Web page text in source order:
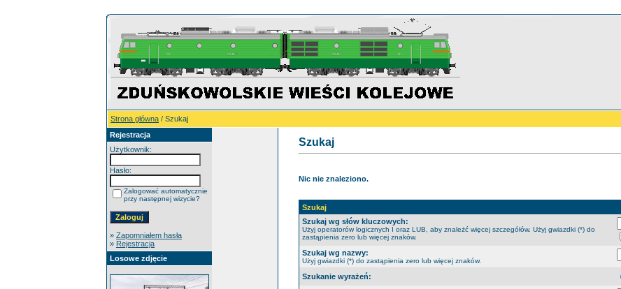
Strona główna / Szukaj
Rejestracja
Użytkownik:
Hasło:
Zalogować automatycznie
przy następnej wizycie?
» Zapomniałem hasła
» Rejestracja
Losowe zdjęcie
Szukaj
Nic nie znaleziono.
Szukaj
Szukaj wg słów kluczowych:
Użyj operatorów logicznych I oraz LUB, aby znależć więcej szczegółów. Użyj gwiazdki (*) do
zastąpienia zero lub więcej znaków.
Szukaj wg nazwy:
Użyj gwiazdki (*) do zastąpienia zero lub więcej znaków.
Szukanie wyrażeń: